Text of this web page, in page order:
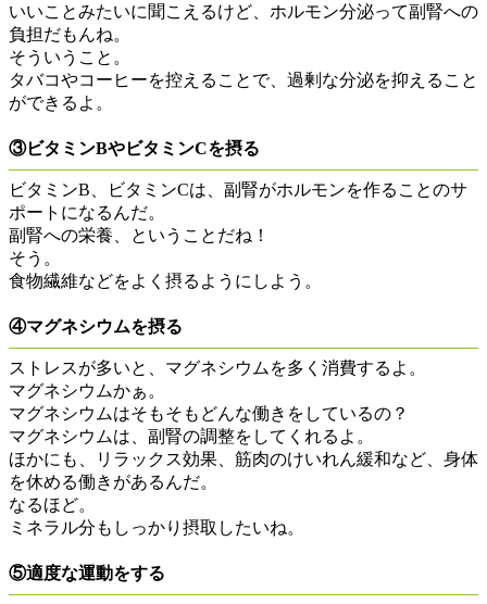
いいことみたいに聞こえるけど、ホルモン分泌って副腎への
負担だもんね。
そういうこと。
タバコやコーヒーを控えることで、過剰な分泌を抑えること
ができるよ。
③ビタミンBやビタミンCを摂る
ビタミンB、ビタミンCは、副腎がホルモンを作ることのサ
ポートになるんだ。
副腎への栄養、ということだね！
そう。
食物繊維などをよく摂るようにしよう。
④マグネシウムを摂る
ストレスが多いと、マグネシウムを多く消費するよ。
マグネシウムかぁ。
マグネシウムはそもそもどんな働きをしているの？
マグネシウムは、副腎の調整をしてくれるよ。
ほかにも、リラックス効果、筋肉のけいれん緩和など、身体
を休める働きがあるんだ。
なるほど。
ミネラル分もしっかり摂取したいね。
⑤適度な運動をする